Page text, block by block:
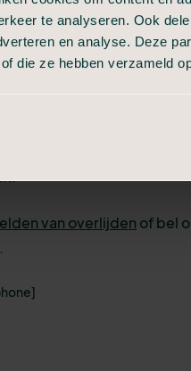
te analyseren. Ook
en analyse. Deze
die ze hebben verzameld
persoon die is overleden.
aantal zaken met u af,
en opbaren. Ook
om stap voor stap de
en inzicht in de
weet wat de keuzes zijn
van overlijden of bel